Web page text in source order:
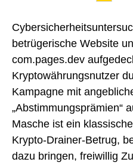
betrügerische Website
com.pages.dev
Kryptowährungsnutzer
Kampagne mit
„Abstimmungsprämien“
Masche ist ein
Krypto-Drainer-Betrug,
dazu bringen, freiwillig